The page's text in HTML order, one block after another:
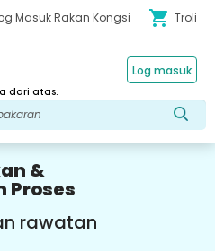
Masuk Rakan Kongsi shopping_cart Troli
dari atas.
Log masuk
&
Proses
rawatan